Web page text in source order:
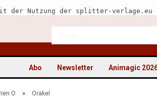
der Nutzung der splitter-
Animagic
Newsletter
Abo
O » Orakel